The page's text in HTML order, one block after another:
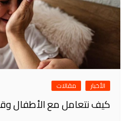
الأخبار مقالات
كيف نتعامل مع الأطفال